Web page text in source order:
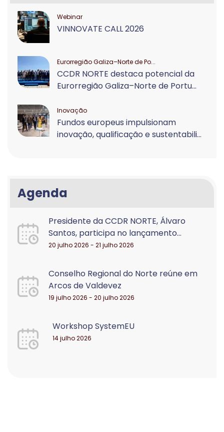
Webinar
VINNOVATE CALL 2026
Eurorregião Galiza–Norte de Po...
CCDR NORTE destaca potencial da
Eurorregião Galiza–Norte de Portu...
Inovação
Fundos europeus impulsionam
inovação, qualificação e sustentabili...
Agenda
Presidente da CCDR NORTE, Álvaro
Santos, participa no lançamento...
20 julho 2026 - 21 julho 2026
Conselho Regional do Norte reúne em
Arcos de Valdevez
19 julho 2026 - 20 julho 2026
Workshop SystemEU
14 julho 2026